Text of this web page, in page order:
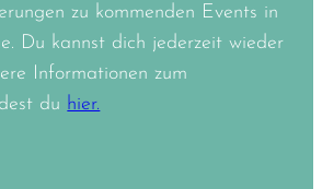
zu kommenden Events in
Du kannst dich jederzeit wieder
Informationen zum
du hier.